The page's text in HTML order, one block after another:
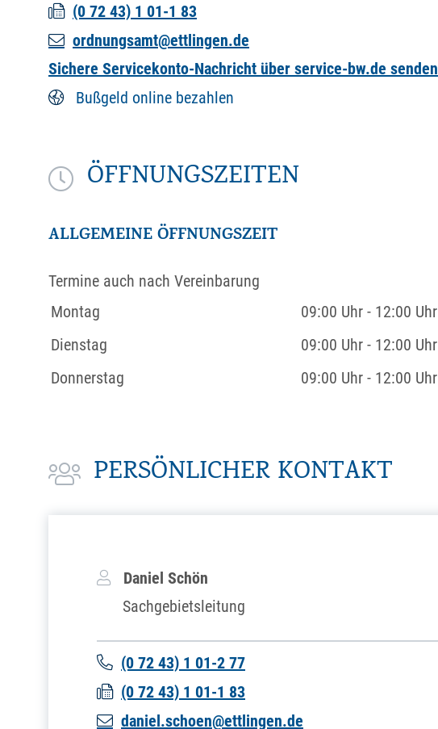
(0 72 43) 1 01-1 83
ordnungsamt@ettlingen.de
Sichere Servicekonto-Nachricht über service-bw.de senden
Bußgeld online bezahlen
ÖFFNUNGSZEITEN
ALLGEMEINE ÖFFNUNGSZEIT
Termine auch nach Vereinbarung
Montag
09:00 Uhr - 12:00 Uhr
Dienstag
09:00 Uhr - 12:00 Uhr
Donnerstag
09:00 Uhr - 12:00 Uhr
PERSÖNLICHER KONTAKT
Daniel Schön
Sachgebietsleitung
(0 72 43) 1 01-2 77
(0 72 43) 1 01-1 83
daniel.schoen@ettlingen.de